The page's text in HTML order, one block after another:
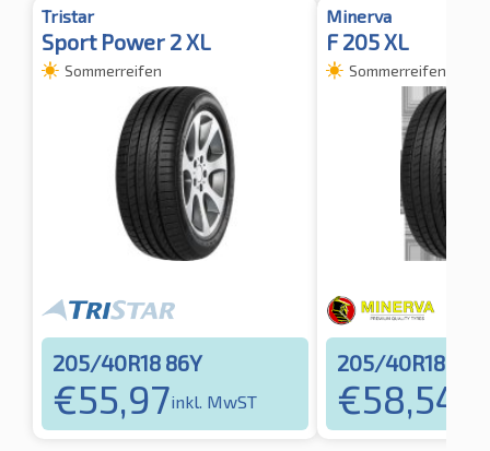
Tristar
Sport Power 2 XL
Sommerreifen
205/40R18 86Y
€55,97inkl. MwST
Minerva
F 205 XL
Sommerreifen
205/40R18 86Y
€58,54